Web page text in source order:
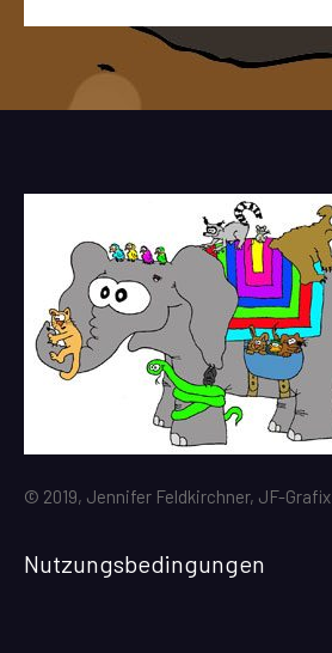
© 2019, Jennifer Feldkirchner, JF-Grafix
Nutzungsbedingungen